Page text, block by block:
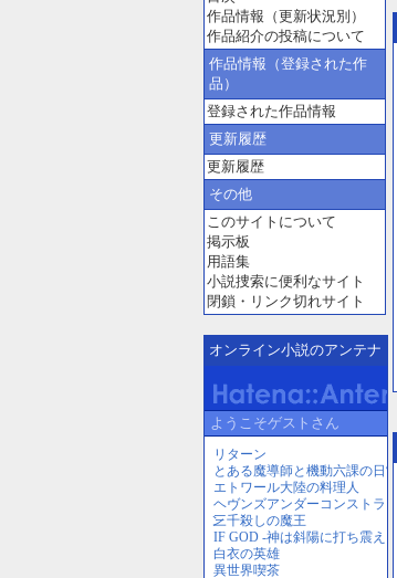
作品情報（更新状況別）
作品紹介の投稿について
作品情報（登録された作
品）
登録された作品情報
更新履歴
更新履歴
その他
このサイトについて
掲示板
用語集
小説捜索に便利なサイト
閉鎖・リンク切れサイト
オンライン小説のアンテナ